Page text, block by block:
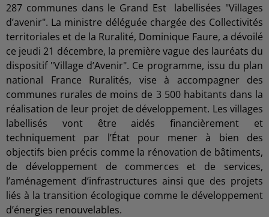
287 communes dans le Grand Est labellisées "Villages
d’avenir". La ministre déléguée chargée des Collectivités
territoriales et de la Ruralité, Dominique Faure, a dévoilé
ce jeudi 21 décembre, la première vague des lauréats du
dispositif "Village d’Avenir". Ce programme, issu du plan
national France Ruralités, vise à accompagner des
communes rurales de moins de 3 500 habitants dans la
réalisation de leur projet de développement. Les villages
labellisés vont être aidés financièrement et
techniquement par l’État pour mener à bien des
objectifs bien précis comme la rénovation de bâtiments,
de développement de commerces et de services,
l’aménagement d’infrastructures ainsi que des projets
liés à la transition écologique comme le développement
d’énergies renouvelables.